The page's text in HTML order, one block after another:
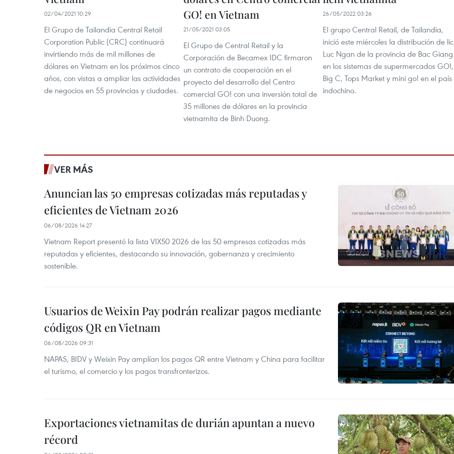
02/04/2021 10:29
El Grupo de Tailandia Central Retail
Corporation Public (CRC) continuará
invirtiendo más de mil millones de
dólares en Vietnam en los próximos cinco
años, con vistas a ampliar las actividades
de negocios en 55 provincias y ciudades.
GO! en Vietnam
21/05/2021 03:05
El Grupo de Central Retail y la
Corporación de Becamex IDC firmaron
un contrato de cooperación en el
proyecto del desarrollo del Centro
comercial GO! con una inversión total de
35 millones de dólares en la provincia
vietnamita de Binh Duong.
26/05/2022 03:26
El grupo Central Retail, de Tailandia,
inició este miércoles la distribución de
Luc Ngan de la provincia de Bac Giang
en los sistemas de supermercados GO!,
Big C, Tops Market y mini go! en el país
indochino.
VER MÁS
Anuncian las 50 empresas cotizadas más reputadas y
eficientes de Vietnam 2026
06/08/2026 14:27
Vietnam Report presentó la lista VIX50 2026 de las 50 empresas cotizadas más
reputadas y eficientes, destacando su innovación, gobernanza y crecimiento
sostenible.
Usuarios de Weixin Pay podrán realizar pagos mediante
códigos QR en Vietnam
06/08/2026 09:31
NAPAS, BIDV y Weixin Pay amplían los pagos QR entre Vietnam y China para facilitar
el turismo, el comercio y los pagos transfronterizos.
Exportaciones vietnamitas de durián apuntan a nuevo
récord